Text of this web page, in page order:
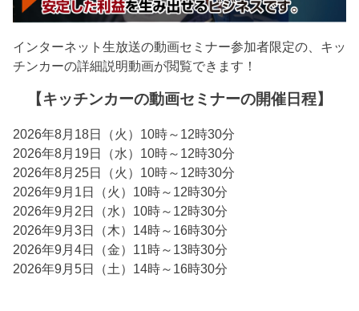
インターネット生放送の動画セミナー参加者限定の、キッ
チンカーの詳細説明動画が閲覧できます！
【キッチンカーの動画セミナーの開催日程】
2026年8月18日（火）10時～12時30分
2026年8月19日（水）10時～12時30分
2026年8月25日（火）10時～12時30分
2026年9月1日（火）10時～12時30分
2026年9月2日（水）10時～12時30分
2026年9月3日（木）14時～16時30分
2026年9月4日（金）11時～13時30分
2026年9月5日（土）14時～16時30分